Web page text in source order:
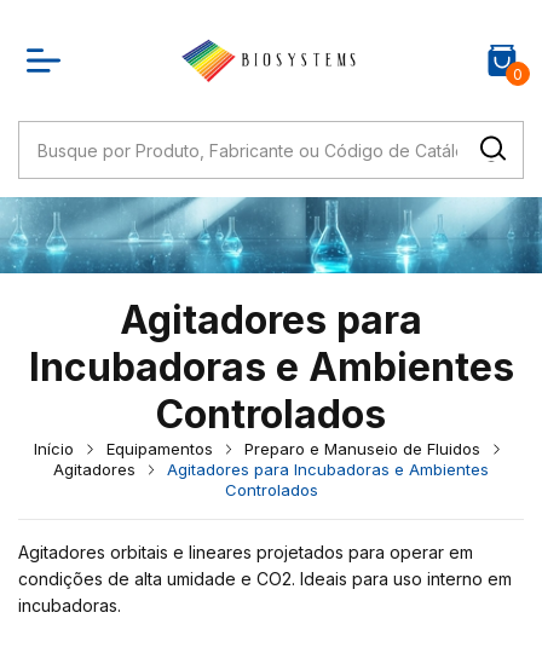
0
Agitadores para
Incubadoras e Ambientes
Controlados
Início Equipamentos
Preparo e Manuseio de Fluidos
Agitadores
Agitadores para Incubadoras e Ambientes
Controlados
Agitadores orbitais e lineares projetados para operar em
condições de alta umidade e CO2. Ideais para uso interno em
incubadoras.